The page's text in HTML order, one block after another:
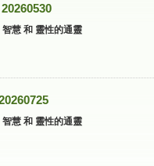
智慧 和 靈性的通靈
智慧 和 靈性的通靈